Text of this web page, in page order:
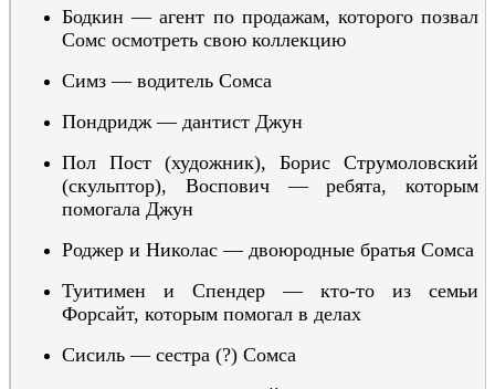
Бодкин — агент по продажам, которого позвал
Сомс осмотреть свою коллекцию
Симз — водитель Сомса
Пондридж — дантист Джун
Пол Пост (художник), Борис Струмоловский
(скульптор), Воспович—ребята, которым
помогала Джун
Роджер и Николас — двоюродные братья Сомса
Туитимен и Спендер — кто-то из семьи
Форсайт, которым помогал в делах
Сисиль — сестра (?) Сомса